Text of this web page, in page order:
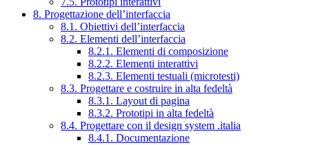
8. Progettazione dell’interfaccia
8.1. Obiettivi dell’interfaccia
8.2. Elementi dell’interfaccia
8.2.1. Elementi di composizione
8.2.2. Elementi interattivi
8.2.3. Elementi testuali (microtesti)
8.3. Progettare e costruire in alta fedeltà
8.3.1. Layout di pagina
8.3.2. Prototipi in alta fedeltà
8.4. Progettare con il design system .italia
8.4.1. Documentazione